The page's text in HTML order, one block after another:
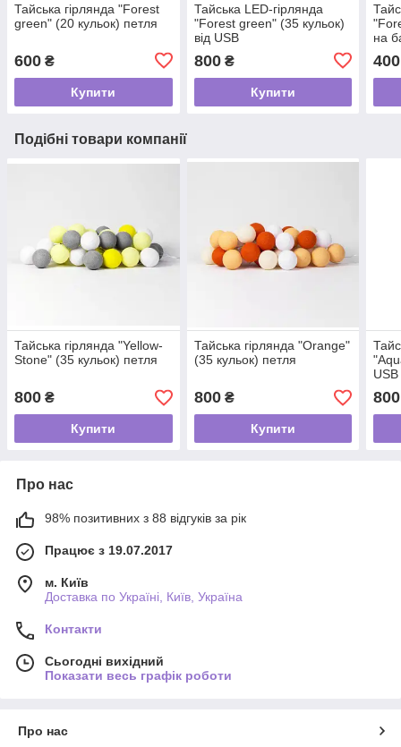
Тайська гірлянда "Forest
green" (20 кульок) петля
600 ₴
Купити
Тайська LED-гірлянда
"Forest green" (35 кульок)
від USB
800₴
Купити
на
400
Подібні товари компанії
Тайська гірлянда "Yellow-
Stone" (35 кульок) петля
800 ₴
Купити
Тайська гірлянда "Orange"
(35 кульок) петля
800₴
Купити
USB
800
Про нас
98% позитивних з 88 відгуків за рік
Працює з 19.07.2017
м. Київ
Доставка по Україні, Київ, Україна
Контакти
Сьогодні вихідний
Показати весь графік роботи
Про нас